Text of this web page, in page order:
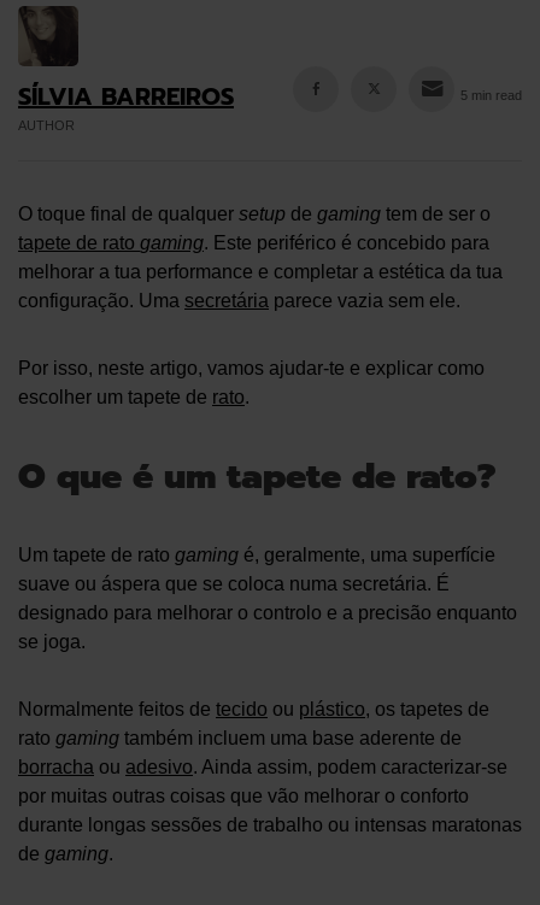
SÍLVIA BARREIROS
AUTHOR
5 min read
O toque final de qualquer setup de gaming tem de ser o
tapete de rato gaming. Este periférico é concebido para
melhorar a tua performance e completar a estética da tua
configuração. Uma secretária parece vazia sem ele.
Por isso, neste artigo, vamos ajudar-te e explicar como
escolher um tapete de rato.
O que é um tapete de rato?
Um tapete de rato gaming é, geralmente, uma superfície
suave ou áspera que se coloca numa secretária. É
designado para melhorar o controlo e a precisão enquanto
se joga.
Normalmente feitos de tecido ou plástico, os tapetes de
rato gaming também incluem uma base aderente de
borracha ou adesivo. Ainda assim, podem caracterizar-se
por muitas outras coisas que vão melhorar o conforto
durante longas sessões de trabalho ou intensas maratonas
de gaming.